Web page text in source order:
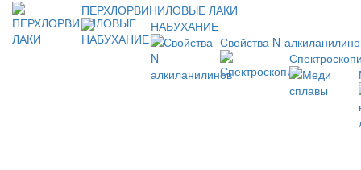
ПЕРХЛОРВИНИЛОВЫЕ ЛАКИ
НАБУХАНИЕ
Свойства N-